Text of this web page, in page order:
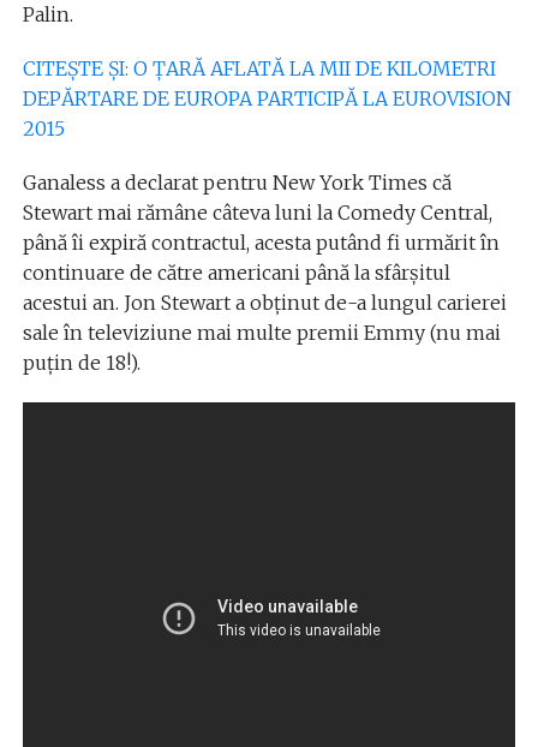
Palin.
CITEȘTE ȘI: O ȚARĂ AFLATĂ LA MII DE KILOMETRI
DEPĂRTARE DE EUROPA PARTICIPĂ LA EUROVISION
2015
Ganaless a declarat pentru New York Times că
Stewart mai rămâne câteva luni la Comedy Central,
până îi expiră contractul, acesta putând fi urmărit în
continuare de către americani până la sfârșitul
acestui an. Jon Stewart a obținut de-a lungul carierei
sale în televiziune mai multe premii Emmy (nu mai
puțin de 18!).